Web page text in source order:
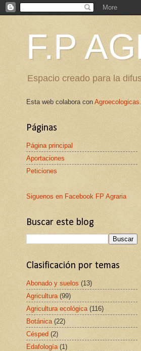
F.P
Espacio creado para la
Esta web colabora con
Páginas
Página principal
Aportaciones
Peticiones
Siguenos en Facebook FP Agraria
Buscar este blog
Clasificación por temas
Abonado y suelos (13)
Agricultura (99)
Agricultura ecológica (116)
Botánica (22)
Césped (2)
Edafología (1)